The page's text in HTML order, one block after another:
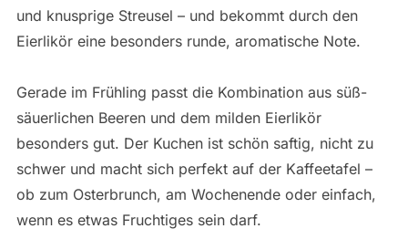
und knusprige Streusel – und bekommt durch den
Eierlikör eine besonders runde, aromatische Note.
Gerade im Frühling passt die Kombination aus süß-
säuerlichen Beeren und dem milden Eierlikör
besonders gut. Der Kuchen ist schön saftig, nicht zu
schwer und macht sich perfekt auf der Kaffeetafel –
ob zum Osterbrunch, am Wochenende oder einfach,
wenn es etwas Fruchtiges sein darf.